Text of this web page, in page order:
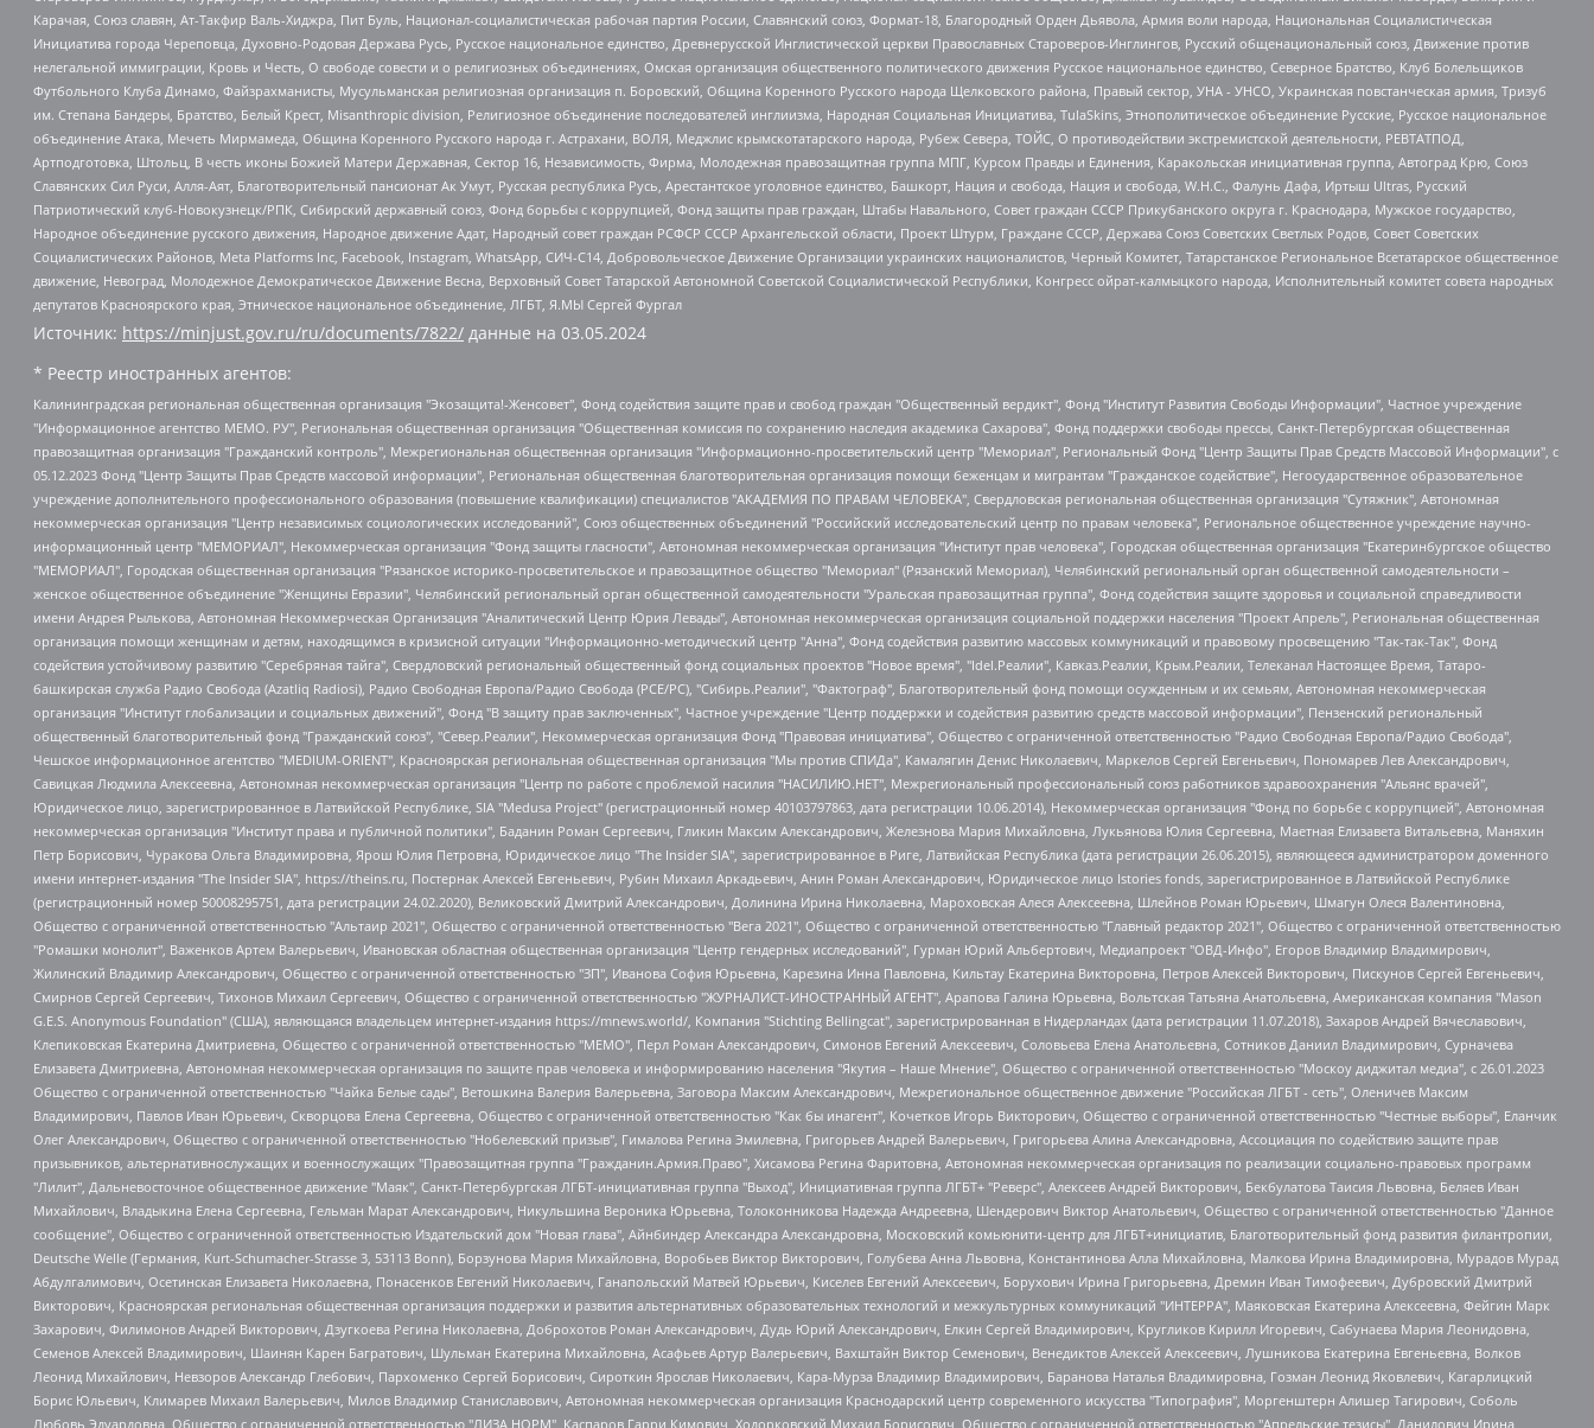
Карачая, Союз славян, Ат-Такфир Валь-Хиджра, Пит Буль, Национал-социалистическая рабочая партия России, Славянский союз, Формат-18, Благородный Орден Дьявола, Армия воли народа, Национальная Социалистическая
Инициатива города Череповца, Духовно-Родовая Держава Русь, Русское национальное единство, Древнерусской Инглистической церкви Православных Староверов-Инглингов, Русский общенациональный союз, Движение против
нелегальной иммиграции, Кровь и Честь, О свободе совести и о религиозных объединениях, Омская организация общественного политического движения Русское национальное единство, Северное Братство, Клуб Болельщиков
Футбольного Клуба Динамо, Файзрахманисты, Мусульманская религиозная организация п. Боровский, Община Коренного Русского народа Щелковского района, Правый сектор, УНА - УНСО, Украинская повстанческая армия, Тризуб
им. Степана Бандеры, Братство, Белый Крест, Misanthropic division, Религиозное объединение последователей инглиизма, Народная Социальная Инициатива, TulaSkins, Этнополитическое объединение Русские, Русское национальное
объединение Атака, Мечеть Мирмамеда, Община Коренного Русского народа г. Астрахани, ВОЛЯ, Меджлис крымскотатарского народа, Рубеж Севера, ТОЙС, О противодействии экстремистской деятельности, РЕВТАТПОД,
Артподготовка, Штольц, В честь иконы Божией Матери Державная, Сектор 16, Независимость, Фирма, Молодежная правозащитная группа МПГ, Курсом Правды и Единения, Каракольская инициативная группа, Автоград Крю, Союз
Славянских Сил Руси, Алля-Аят, Благотворительный пансионат Ак Умут, Русская республика Русь, Арестантское уголовное единство, Башкорт, Нация и свобода, Нация и свобода, W.H.С., Фалунь Дафа, Иртыш Ultras, Русский
Патриотический клуб-Новокузнецк/РПК, Сибирский державный союз, Фонд борьбы с коррупцией, Фонд защиты прав граждан, Штабы Навального, Совет граждан СССР Прикубанского округа г. Краснодара, Мужское государство,
Народное объединение русского движения, Народное движение Адат, Народный совет граждан РСФСР СССР Архангельской области, Проект Штурм, Граждане СССР, Держава Союз Советских Светлых Родов, Совет Советских
Социалистических Районов, Meta Platforms Inc, Facebook, Instagram, WhatsApp, СИЧ-С14, Добровольческое Движение Организации украинских националистов, Черный Комитет, Татарстанское Региональное Всетатарское общественное
движение, Невоград, Молодежное Демократическое Движение Весна, Верховный Совет Татарской Автономной Советской Социалистической Республики, Конгресс ойрат-калмыцкого народа, Исполнительный комитет совета народных
депутатов Красноярского края, Этническое национальное объединение, ЛГБТ, Я.МЫ Сергей Фургал
Источник: https://minjust.gov.ru/ru/documents/7822/ данные на 03.05.2024
* Реестр иностранных агентов:
Калининградская региональная общественная организация "Экозащита!-Женсовет", Фонд содействия защите прав и свобод граждан "Общественный вердикт", Фонд "Институт Развития Свободы Информации", Частное учреждение "Информационное агентство МЕМО. РУ", Региональная общественная организация "Общественная комиссия по сохранению наследия академика Сахарова", Фонд поддержки свободы прессы, Санкт-Петербургская общественная правозащитная организация "Гражданский контроль", Межрегиональная общественная организация "Информационно-просветительский центр "Мемориал", Региональный Фонд "Центр Защиты Прав Средств Массовой Информации", с 05.12.2023 Фонд "Центр Защиты Прав Средств массовой информации", Региональная общественная благотворительная организация помощи беженцам и мигрантам "Гражданское содействие", Негосударственное образовательное учреждение дополнительного профессионального образования (повышение квалификации) специалистов "АКАДЕМИЯ ПО ПРАВАМ ЧЕЛОВЕКА", Свердловская региональная общественная организация "Сутяжник", Автономная некоммерческая организация "Центр независимых социологических исследований", Союз общественных объединений "Российский исследовательский центр по правам человека", Региональное общественное учреждение научно-информационный центр "МЕМОРИАЛ", Некоммерческая организация "Фонд защиты гласности", Автономная некоммерческая организация "Институт прав человека", Городская общественная организация "Екатеринбургское общество "МЕМОРИАЛ", Городская общественная организация "Рязанское историко-просветительское и правозащитное общество "Мемориал" (Рязанский Мемориал), Челябинский региональный орган общественной самодеятельности – женское общественное объединение "Женщины Евразии", Челябинский региональный орган общественной самодеятельности "Уральская правозащитная группа", Фонд содействия защите здоровья и социальной справедливости имени Андрея Рылькова, Автономная Некоммерческая Организация "Аналитический Центр Юрия Левады", Автономная некоммерческая организация социальной поддержки населения "Проект Апрель", Региональная общественная организация помощи женщинам и детям, находящимся в кризисной ситуации "Информационно-методический центр "Анна", Фонд содействия развитию массовых коммуникаций и правовому просвещению "Так-так-Так", Фонд содействия устойчивому развитию "Серебряная тайга", Свердловский региональный общественный фонд социальных проектов "Новое время", "Idel.Реалии", Кавказ.Реалии, Крым.Реалии, Телеканал Настоящее Время, Татаро-башкирская служба Радио Свобода (Azatliq Radiosi), Радио Свободная Европа/Радио Свобода (PCE/PC), "Сибирь.Реалии", "Фактограф", Благотворительный фонд помощи осужденным и их семьям, Автономная некоммерческая организация "Институт глобализации и социальных движений", Фонд "В защиту прав заключенных", Частное учреждение "Центр поддержки и содействия развитию средств массовой информации", Пензенский региональный общественный благотворительный фонд "Гражданский союз", "Север.Реалии", Некоммерческая организация Фонд "Правовая инициатива", Общество с ограниченной ответственностью "Радио Свободная Европа/Радио Свобода", Чешское информационное агентство "MEDIUM-ORIENT", Красноярская региональная общественная организация "Мы против СПИДа", Камалягин Денис Николаевич, Маркелов Сергей Евгеньевич, Пономарев Лев Александрович, Савицкая Людмила Алексеевна, Автономная некоммерческая организация "Центр по работе с проблемой насилия "НАСИЛИЮ.НЕТ", Межрегиональный профессиональный союз работников здравоохранения "Альянс врачей", Юридическое лицо, зарегистрированное в Латвийской Республике, SIA "Medusa Project" (регистрационный номер 40103797863, дата регистрации 10.06.2014), Некоммерческая организация "Фонд по борьбе с коррупцией", Автономная некоммерческая организация "Институт права и публичной политики", Баданин Роман Сергеевич, Гликин Максим Александрович, Железнова Мария Михайловна, Лукьянова Юлия Сергеевна, Маетная Елизавета Витальевна, Маняхин Петр Борисович, Чуракова Ольга Владимировна, Ярош Юлия Петровна, Юридическое лицо "The Insider SIA", зарегистрированное в Риге, Латвийская Республика (дата регистрации 26.06.2015), являющееся администратором доменного имени интернет-издания "The Insider SIA", https://theins.ru, Постернак Алексей Евгеньевич, Рубин Михаил Аркадьевич, Анин Роман Александрович, Юридическое лицо Istories fonds, зарегистрированное в Латвийской Республике (регистрационный номер 50008295751, дата регистрации 24.02.2020), Великовский Дмитрий Александрович, Долинина Ирина Николаевна, Мароховская Алеся Алексеевна, Шлейнов Роман Юрьевич, Шмагун Олеся Валентиновна, Общество с ограниченной ответственностью "Альтаир 2021", Общество с ограниченной ответственностью "Вега 2021", Общество с ограниченной ответственностью "Главный редактор 2021", Общество с ограниченной ответственностью "Ромашки монолит", Важенков Артем Валерьевич, Ивановская областная общественная организация "Центр гендерных исследований", Гурман Юрий Альбертович, Медиапроект "ОВД-Инфо", Егоров Владимир Владимирович, Жилинский Владимир Александрович, Общество с ограниченной ответственностью "ЗП", Иванова София Юрьевна, Карезина Инна Павловна, Кильтау Екатерина Викторовна, Петров Алексей Викторович, Пискунов Сергей Евгеньевич, Смирнов Сергей Сергеевич, Тихонов Михаил Сергеевич, Общество с ограниченной ответственностью "ЖУРНАЛИСТ-ИНОСТРАННЫЙ АГЕНТ", Арапова Галина Юрьевна, Вольтская Татьяна Анатольевна, Американская компания "Mason G.E.S. Anonymous Foundation" (США), являющаяся владельцем интернет-издания https://mnews.world/, Компания "Stichting Bellingcat", зарегистрированная в Нидерландах (дата регистрации 11.07.2018), Захаров Андрей Вячеславович, Клепиковская Екатерина Дмитриевна, Общество с ограниченной ответственностью "МЕМО", Перл Роман Александрович, Симонов Евгений Алексеевич, Соловьева Елена Анатольевна, Сотников Даниил Владимирович, Сурначева Елизавета Дмитриевна, Автономная некоммерческая организация по защите прав человека и информированию населения "Якутия – Наше Мнение", Общество с ограниченной ответственностью "Москоу диджитал медиа", с 26.01.2023 Общество с ограниченной ответственностью "Чайка Белые сады", Ветошкина Валерия Валерьевна, Заговора Максим Александрович, Межрегиональное общественное движение "Российская ЛГБТ - сеть", Оленичев Максим Владимирович, Павлов Иван Юрьевич, Скворцова Елена Сергеевна, Общество с ограниченной ответственностью "Как бы инагент", Кочетков Игорь Викторович, Общество с ограниченной ответственностью "Честные выборы", Еланчик Олег Александрович, Общество с ограниченной ответственностью "Нобелевский призыв", Гималова Регина Эмилевна, Григорьев Андрей Валерьевич, Григорьева Алина Александровна, Ассоциация по содействию защите прав призывников, альтернативнослужащих и военнослужащих "Правозащитная группа "Гражданин.Армия.Право", Хисамова Регина Фаритовна, Автономная некоммерческая организация по реализации социально-правовых программ "Лилит", Дальневосточное общественное движение "Маяк", Санкт-Петербургская ЛГБТ-инициативная группа "Выход", Инициативная группа ЛГБТ+ "Реверс", Алексеев Андрей Викторович, Бекбулатова Таисия Львовна, Беляев Иван Михайлович, Владыкина Елена Сергеевна, Гельман Марат Александрович, Никульшина Вероника Юрьевна, Толоконникова Надежда Андреевна, Шендерович Виктор Анатольевич, Общество с ограниченной ответственностью "Данное сообщение", Общество с ограниченной ответственностью Издательский дом "Новая глава", Айнбиндер Александра Александровна, Московский комьюнити-центр для ЛГБТ+инициатив, Благотворительный фонд развития филантропии, Deutsche Welle (Германия, Kurt-Schumacher-Strasse 3, 53113 Bonn), Борзунова Мария Михайловна, Воробьев Виктор Викторович, Голубева Анна Львовна, Константинова Алла Михайловна, Малкова Ирина Владимировна, Мурадов Мурад Абдулгалимович, Осетинская Елизавета Николаевна, Понасенков Евгений Николаевич, Ганапольский Матвей Юрьевич, Киселев Евгений Алексеевич, Борухович Ирина Григорьевна, Дремин Иван Тимофеевич, Дубровский Дмитрий Викторович, Красноярская региональная общественная организация поддержки и развития альтернативных образовательных технологий и межкультурных коммуникаций "ИНТЕРРА", Маяковская Екатерина Алексеевна, Фейгин Марк Захарович, Филимонов Андрей Викторович, Дзугкоева Регина Николаевна, Доброхотов Роман Александрович, Дудь Юрий Александрович, Елкин Сергей Владимирович, Кругликов Кирилл Игоревич, Сабунаева Мария Леонидовна, Семенов Алексей Владимирович, Шаинян Карен Багратович, Шульман Екатерина Михайловна, Асафьев Артур Валерьевич, Вахштайн Виктор Семенович, Венедиктов Алексей Алексеевич, Лушникова Екатерина Евгеньевна, Волков Леонид Михайлович, Невзоров Александр Глебович, Пархоменко Сергей Борисович, Сироткин Ярослав Николаевич, Кара-Мурза Владимир Владимирович, Баранова Наталья Владимировна, Гозман Леонид Яковлевич, Кагарлицкий Борис Юльевич, Климарев Михаил Валерьевич, Милов Владимир Станиславович, Автономная некоммерческая организация Краснодарский центр современного искусства "Типография", Моргенштерн Алишер Тагирович, Соболь Любовь Эдуардовна, Общество с ограниченной ответственностью "ЛИЗА НОРМ", Каспаров Гарри Кимович, Ходорковский Михаил Борисович, Общество с ограниченной ответственностью "Апрельские тезисы", Данилович Ирина Брониславовна, Кашин Олег Владимирович, Петров Николай Владимирович, Пивоваров Алексей Владимирович, Соколов Михаил Владимирович, Цветкова Юлия Владимировна, Чичваркин Евгений Александрович, Комитет против пыток/Команда против пыток, Общество с ограниченной ответственностью "Первый научный", Общество с ограниченной ответственностью "Вертолет и ко", Белоцерковская Вероника Борисовна, Кац Максим Евгеньевич, Лазарева Татьяна Юрьевна, Шаведдинов Руслан Табризович, Яшин Илья Валерьевич, Общество с ограниченной ответственностью "Иноагент ААВ", Алешковский Дмитрий Петрович, Альбац Евгения Марковна, Быков Дмитрий Львович, Галямина Юлия Евгеньевна, Лойко Сергей Леонидович, Мартынов Кирилл Константинович, Медведев Сергей Александрович, Крашенинников Федор Геннадиевич, Гордеева Катерина Вл